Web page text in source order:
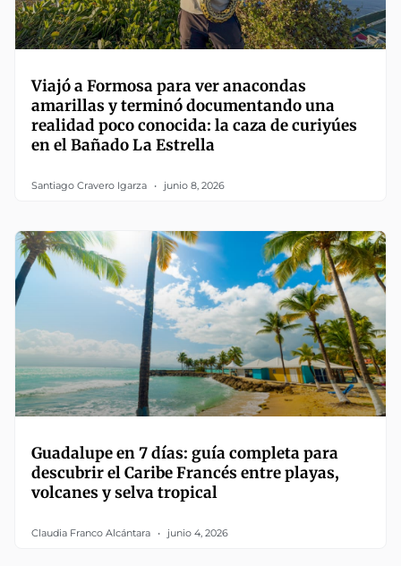
Viajó a Formosa para ver anacondas
amarillas y terminó documentando una
realidad poco conocida: la caza de curiyúes
en el Bañado La Estrella
Santiago Cravero Igarza junio 8, 2026
Guadalupe en 7 días: guía completa para
descubrir el Caribe Francés entre playas,
volcanes y selva tropical
Claudia Franco Alcántara junio 4, 2026